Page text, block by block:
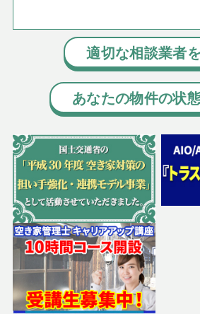
適切な相談業者
あなたの物件の状